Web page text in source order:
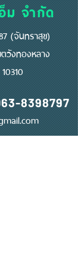
ม จำกัด
(จันทราสุข)
วังทองหลาง
8398797